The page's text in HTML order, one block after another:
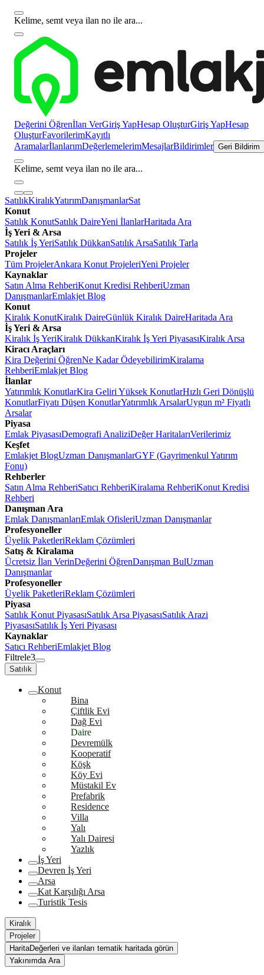
Kelime, semt veya ilan no ile ara...
Değerini Öğrenİlan VerGiriş YapHesap OluşturGiriş YapHesap
OluşturFavorilerimKayıtlı
AramalarİlanlarımDeğerlemelerimMesajlarBildirimler Geri Bildirim
Kelime, semt veya ilan no ile ara...
SatılıkKiralıkYatırımDanışmanlarSat
Konut
Satılık KonutSatılık DaireYeni İlanlarHaritada Ara
İş Yeri & Arsa
Satılık İş YeriSatılık DükkanSatılık ArsaSatılık Tarla
Projeler
Tüm ProjelerAnkara Konut ProjeleriYeni Projeler
Kaynaklar
Satın Alma RehberiKonut Kredisi RehberiUzman
DanışmanlarEmlakjet Blog
Konut
Kiralık KonutKiralık DaireGünlük Kiralık DaireHaritada Ara
İş Yeri & Arsa
Kiralık İş YeriKiralık DükkanKiralık İş Yeri PiyasasıKiralık Arsa
Kiracı Araçları
Kira Değerini ÖğrenNe Kadar ÖdeyebilirimKiralama
RehberiEmlakjet Blog
İlanlar
Yatırımlık KonutlarKira Geliri Yüksek KonutlarHızlı Geri Dönüşlü
KonutlarFiyatı Düşen KonutlarYatırımlık ArsalarUygun m² Fiyatlı
Arsalar
Piyasa
Emlak PiyasasıDemografi AnaliziDeğer HaritalarıVerilerimiz
Keşfet
Emlakjet BlogUzman DanışmanlarGYF (Gayrimenkul Yatırım
Fonu)
Rehberler
Satın Alma RehberiSatıcı RehberiKiralama RehberiKonut Kredisi
Rehberi
Danışman Ara
Emlak DanışmanlarıEmlak OfisleriUzman Danışmanlar
Profesyoneller
Üyelik PaketleriReklam Çözümleri
Satış & Kiralama
Ücretsiz İlan VerinDeğerini ÖğrenDanışman BulUzman
Danışmanlar
Profesyoneller
Üyelik PaketleriReklam Çözümleri
Piyasa
Satılık Konut PiyasasıSatılık Arsa PiyasasıSatılık Arazi
PiyasasıSatılık İş Yeri Piyasası
Kaynaklar
Satıcı RehberiEmlakjet Blog
Filtrele3
Satılık
Konut
Bina
Çiftlik Evi
Dağ Evi
Daire
Devremülk
Kooperatif
Köşk
Köy Evi
Müstakil Ev
Prefabrik
Residence
Villa
Yalı
Yalı Dairesi
Yazlık
İş Yeri
Devren İş Yeri
Arsa
Kat Karşılığı Arsa
Turistik Tesis
Kiralık
Projeler
HaritaDeğerleri ve ilanları tematik haritada görün
Yakınımda Ara